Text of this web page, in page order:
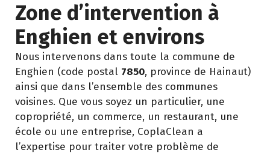
Zone d’intervention à
Enghien et environs
Nous intervenons dans toute la commune de
Enghien (code postal 7850, province de Hainaut)
ainsi que dans l’ensemble des communes
voisines. Que vous soyez un particulier, une
copropriété, un commerce, un restaurant, une
école ou une entreprise, CoplaClean a
l’expertise pour traiter votre problème de